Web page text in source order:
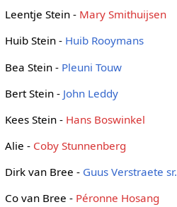
Leentje Stein - Mary Smithuijsen
Huib Stein - Huib Rooymans
Bea Stein - Pleuni Touw
Bert Stein - John Leddy
Kees Stein - Hans Boswinkel
Alie - Coby Stunnenberg
Dirk van Bree - Guus Verstraete sr.
Co van Bree - Péronne Hosang